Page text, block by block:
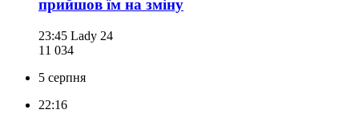
прийшов їм на зміну
23:45 Lady 24
11 034
5 серпня
22:16